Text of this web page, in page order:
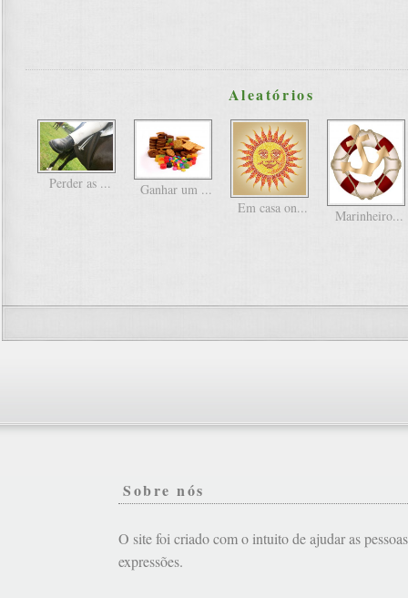
Aleatórios
Perder as ...
Ganhar um ...
Em casa on...
Marinheiro...
Sobre nós
O site foi criado com o intuito de ajudar as
expressões.